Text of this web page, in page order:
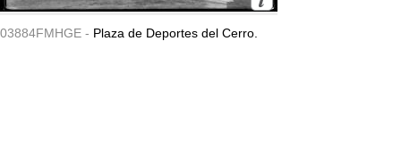
03884FMHGE - Plaza de Deportes del Cerro.